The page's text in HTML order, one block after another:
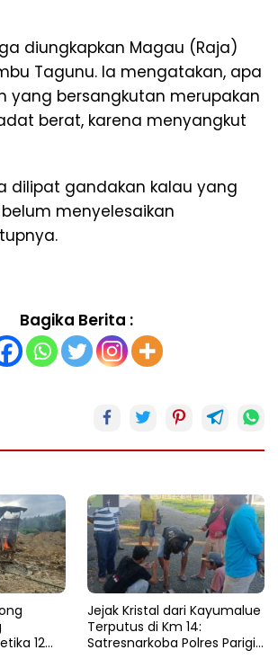
diungkapkan Magau (Raja)
Tagunu. Ia mengatakan, apa
yang bersangkutan merupakan
berat, karena menyangkut
dilipat gandakan kalau yang
menyelesaikan
Bagika Berita :
12
Jejak Kristal dari Kayumalue
Terputus di Km 14:
Satresnarkoba Polres Parigi